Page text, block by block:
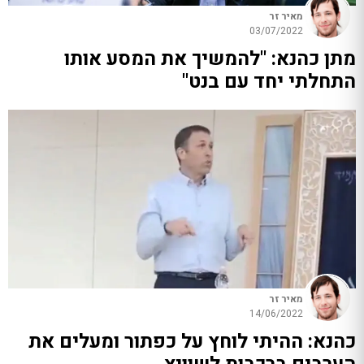
מאיר זר
03/07/2022
מתן כהנא: "להמשיך את המסע אותו
התחלתי יחד עם בנט"
מאיר זר
14/06/2022
כהנא: ההיתי לוחץ על כפתור ומעלים את